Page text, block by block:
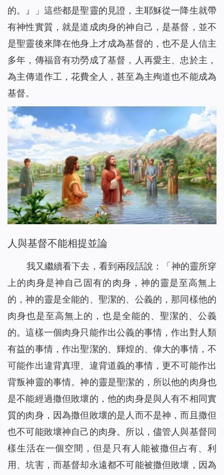
的。』
」這些都是聖靈的見證，主耶穌從一降生就帶
有神性實質，就是道成肉身的神自己，是基督，並不
是聖靈後來降在他身上才成為基督的，也不是人信主
多年，傳福音有功勞成了基督，人再愛主、忠於主，
為主傳道作工，花費全人，甚至為主殉道也不能成為
基督。
人與基督不能相提並論
我又繼續看下去，看到兩段話說：「 神的靈所穿
上的肉身是神自己固有的肉身，神的靈是至高無上
的，神的靈是全能的、聖潔的、公義的，那同樣他的
肉身也是至高無上的，也是全能的、聖潔的、公義
的。這樣一個肉身只能作出公義的事情，作出對人類
有益的事情，作出聖潔的、輝煌的、偉大的事情，不
可能作出違背真理、違背道義的事情，更不可能作出
背叛神靈的事情。神的靈是聖潔的，所以他的肉身也
是不能經過撒但敗壞的，他的肉身是與人有不相同實
質的肉身，因為撒但敗壞的是人而不是神，而且撒但
也不可能敗壞神自己的肉身。所以，儘管人與基督同
樣生活在一個空間，但是只有人能被撒但占有、利
用、坑害，而基督却永遠都不可能被撒但敗壞，因為